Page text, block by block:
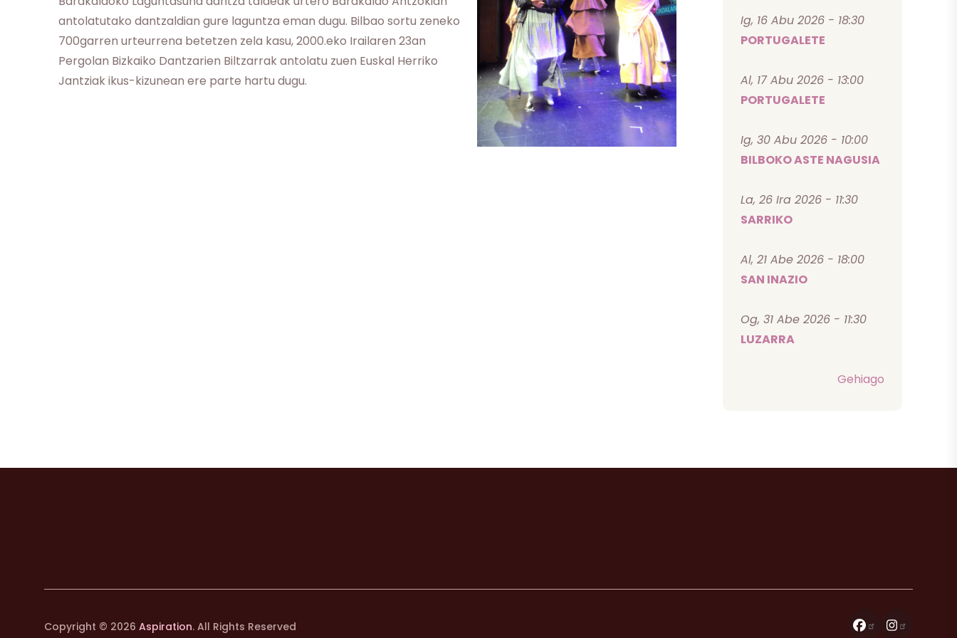
antolatutako dantzaldian gure laguntza eman dugu. Bilbao sortu zeneko
700garren urteurrena betetzen zela kasu, 2000.eko Irailaren 23an
Pergolan Bizkaiko Dantzarien Biltzarrak antolatu zuen Euskal Herriko
Jantziak ikus-kizunean ere parte hartu dugu.
Ig, 16 Abu 2026 - 18:30
PORTUGALETE
Al, 17 Abu 2026 - 13:00
PORTUGALETE
Ig, 30 Abu 2026 - 10:00
BILBOKO ASTE NAGUSIA
La, 26 Ira 2026 - 11:30
SARRIKO
Al, 21 Abe 2026 - 18:00
SAN INAZIO
Og, 31 Abe 2026 - 11:30
LUZARRA
Gehiago
Copyright © 2026 Aspiration. All Rights Reserved